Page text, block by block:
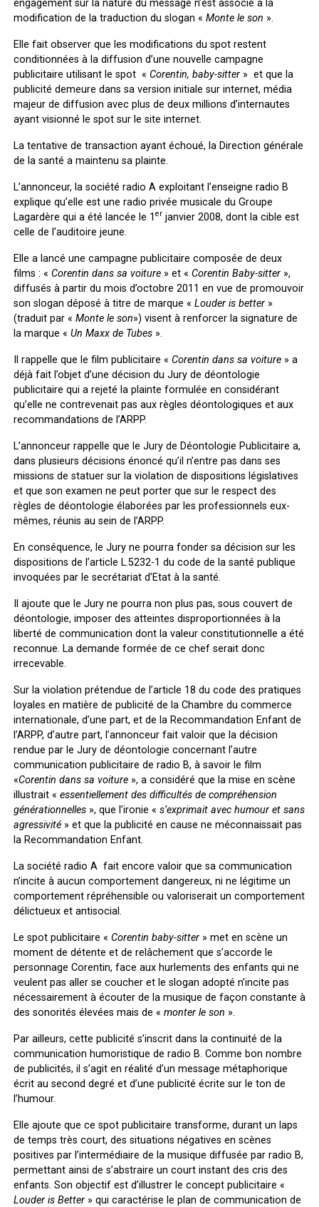
engagement sur la nature du message n’est associé a la
modification de la traduction du slogan « Monte le son ».
Elle fait observer que les modifications du spot restent
conditionnées à la diffusion d’une nouvelle campagne
publicitaire utilisant le spot « Corentin, baby-sitter» et que la
publicité demeure dans sa version initiale sur internet, média
majeur de diffusion avec plus de deux millions d’internautes
ayant visionné le spot sur le site internet.
La tentative de transaction ayant échoué, la Direction générale
de la santé a maintenu sa plainte.
L’annonceur, la société radio A exploitant l’enseigne radio B
explique qu’elle est une radio privée musicale du Groupe
Lagardère qui a été lancée le 1 er janvier 2008, dont la cible est
celle de l’auditoire jeune.
Elle a lancé une campagne publicitaire composée de deux
films : « Corentin dans sa voiture» et « Corentin Baby-sitter»,
diffusés à partir du mois d’octobre 2011 en vue de promouvoir
son slogan déposé à titre de marque « Louder is better»
(traduit par « Monte le son») visent à renforcer la signature de
la marque « Un Maxx de Tubes».
Il rappelle que le film publicitaire « Corentin dans sa voiture » a
déjà fait l’objet d’une décision du Jury de déontologie
publicitaire qui a rejeté la plainte formulée en considérant
qu’elle ne contrevenait pas aux règles déontologiques et aux
recommandations de l’ARPP.
L’annonceur rappelle que le Jury de Déontologie Publicitaire a,
dans plusieurs décisions énoncé qu’il n’entre pas dans ses
missions de statuer sur la violation de dispositions législatives
et que son examen ne peut porter que sur le respect des
règles de déontologie élaborées par les professionnels eux-
mêmes, réunis au sein de l’ARPP.
En conséquence, le Jury ne pourra fonder sa décision sur les
dispositions de l’article L.5232-1 du code de la santé publique
invoquées par le secrétariat d’Etat à la santé.
Il ajoute que le Jury ne pourra non plus pas, sous couvert de
déontologie, imposer des atteintes disproportionnées à la
liberté de communication dont la valeur constitutionnelle a été
reconnue. La demande formée de ce chef serait donc
irrecevable.
Sur la violation prétendue de l’article 18 du code des pratiques
loyales en matière de publicité de la Chambre du commerce
internationale, d’une part, et de la Recommandation Enfant de
l’ARPP, d’autre part, l’annonceur fait valoir que la décision
rendue par le Jury de déontologie concernant l’autre
communication publicitaire de radio B, à savoir le film
«Corentin dans sa voiture », a considéré que la mise en scène
illustrait « essentiellement des difficultés de compréhension
générationnelles », que l’ironie « s’exprimait avec humour et sans
agressivité » et que la publicité en cause ne méconnaissait pas
la Recommandation Enfant.
La société radio A fait encore valoir que sa communication
n’incite à aucun comportement dangereux, ni ne légitime un
comportement répréhensible ou valoriserait un comportement
délictueux et antisocial.
Le spot publicitaire « Corentin baby-sitter » met en scène un
moment de détente et de relâchement que s’accorde le
personnage Corentin, face aux hurlements des enfants qui ne
veulent pas aller se coucher et le slogan adopté n’incite pas
nécessairement à écouter de la musique de façon constante à
des sonorités élevées mais de « monter le son ».
Par ailleurs, cette publicité s’inscrit dans la continuité de la
communication humoristique de radio B. Comme bon nombre
de publicités, il s’agit en réalité d’un message métaphorique
écrit au second degré et d’une publicité écrite sur le ton de
l’humour.
Elle ajoute que ce spot publicitaire transforme, durant un laps
de temps très court, des situations négatives en scènes
positives par l’intermédiaire de la musique diffusée par radio B,
permettant ainsi de s’abstraire un court instant des cris des
enfants. Son objectif est d’illustrer le concept publicitaire «
Louder is Better » qui caractérise le plan de communication de